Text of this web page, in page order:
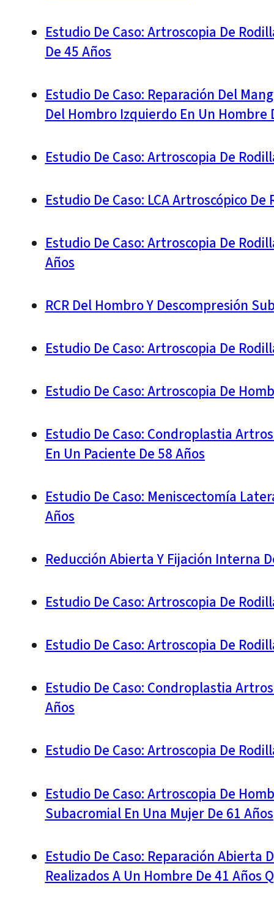
Estudio De Caso: Artroscopia De
De 45 Años
Estudio De Caso: Reparación Del
Del Hombro Izquierdo En Un Hombre
Estudio De Caso: Artroscopia De
Estudio De Caso: LCA Artroscópico
Estudio De Caso: Artroscopia De
Años
RCR Del Hombro Y Descompresión
Estudio De Caso: Artroscopia De
Estudio De Caso: Artroscopia De
Estudio De Caso: Condroplastia
En Un Paciente De 58 Años
Estudio De Caso: Meniscectomía
Años
Reducción Abierta Y Fijación Interna
Estudio De Caso: Artroscopia De
Estudio De Caso: Artroscopia De
Estudio De Caso: Condroplastia
Años
Estudio De Caso: Artroscopia De
Estudio De Caso: Artroscopia De
Subacromial En Una Mujer De 61 Años
Estudio De Caso: Reparación Abierta
Realizados A Un Hombre De 41 Años